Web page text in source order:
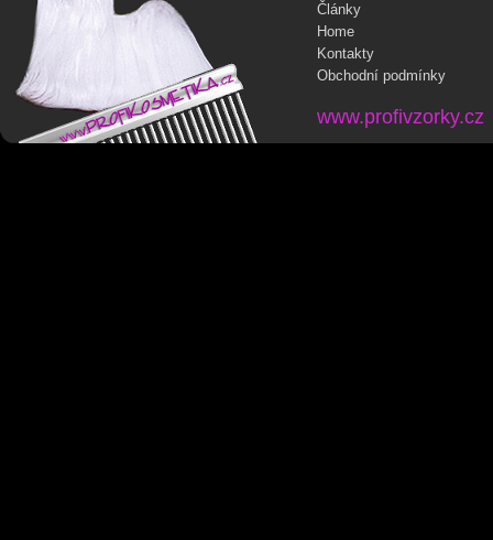
Články
Home
Kontakty
Obchodní podmínky
www.profivzorky.cz